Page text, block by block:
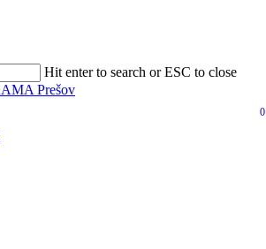
Hit enter to search or ESC to close
0